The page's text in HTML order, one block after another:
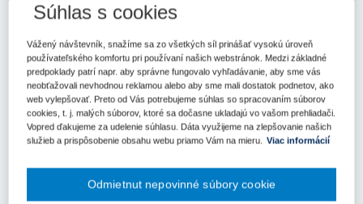
22. 8. 2025 Kategória: Výzvy
Ministerstvo investícií, regionálneho rozvoja a informatizácie
Slovenskej republiky (MIRRI SR) vyhlasuje novú výzvu
Podpora výskumu a vývoja v oblasti digitálnej transformácie
Slovenska 2 (RIS3-2) s rozpočtom 45 miliónov eur.
Tento krok prichádza po zrušení predchádzajúcej výzvy RIS3 kvôli
rizikám spojeným s implementáciou a čerpaním financií z Plánu
Súhlas s cookies
Vážený návštevník, snažíme sa zo všetkých síl prinášať vysokú úroveň
používateľského komfortu pri používaní našich webstránok. Medzi základné
predpoklady patrí napr. aby správne fungovalo vyhľadávanie, aby sme vás
neobťažovali nevhodnou reklamou alebo aby sme mali dostatok podnetov, ako
web vylepšovať. Preto od Vás potrebujeme súhlas so spracovaním súborov
cookies, t. j. malých súborov, ktoré sa dočasne ukladajú vo vašom prehliadači.
Vopred ďakujeme za udelenie súhlasu. Dáta využijeme na zlepšovanie našich
služieb a prispôsobenie obsahu webu priamo Vám na mieru. Viac informácií
Odmietnut nepovinné súbory cookie